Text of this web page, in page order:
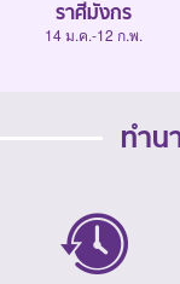
ราศีมังกร
14 ม.ค.-12 ก.พ.
ทำน